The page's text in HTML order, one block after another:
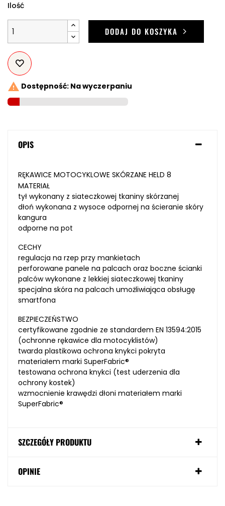
Ilość
DODAJ DO KOSZYKA
 Dostępność: Na wyczerpaniu
OPIS
RĘKAWICE MOTOCYKLOWE SKÓRZANE HELD 8
MATERIAŁ
tył wykonany z siateczkowej tkaniny skórzanej
dłoń wykonana z wysoce odpornej na ścieranie skóry
kangura
odporne na pot
CECHY
regulacja na rzep przy mankietach
perforowane panele na palcach oraz boczne ścianki
palców wykonane z lekkiej siateczkowej tkaniny
specjalna skóra na palcach umożliwiająca obsługę
smartfona
BEZPIECZEŃSTWO
certyfikowane zgodnie ze standardem EN 13594:2015
(ochronne rękawice dla motocyklistów)
twarda plastikowa ochrona knykci pokryta
materiałem marki SuperFabric®
testowana ochrona knykci (test uderzenia dla
ochrony kostek)
wzmocnienie krawędzi dłoni materiałem marki
SuperFabric®
SZCZEGÓŁY PRODUKTU
OPINIE